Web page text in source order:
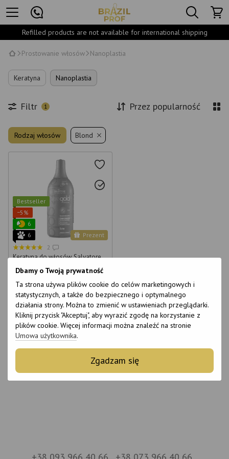
Dbamy o Twoją prywatność
Ta strona używa plików cookie do celów marketingowych i
statystycznych, a także do bezpiecznego i optymalnego
działania strony. Można to zmienić w ustawieniach przeglądarki.
Kliknij przycisk "Akceptuj", aby wyrazić zgodę na korzystanie z
plików cookie. Więcej informacji można znaleźć na stronie
Umowa użytkownika.
Zgadzam się
Refilled products are not available for international shipping
Prostowanie włosów Nanoplastia
Keratyna Nanoplastia
Filtr 1 Przez popularność
Rodzaj włosów Blond
Prezent
Bestseller
−5%
6
6
2
Keratyna do włosów Salvatore
Professional Blue Gold Keratin 1
Ceny hurtowe
Wielkość
1000 ml
100 ml
250 ml
500 ml